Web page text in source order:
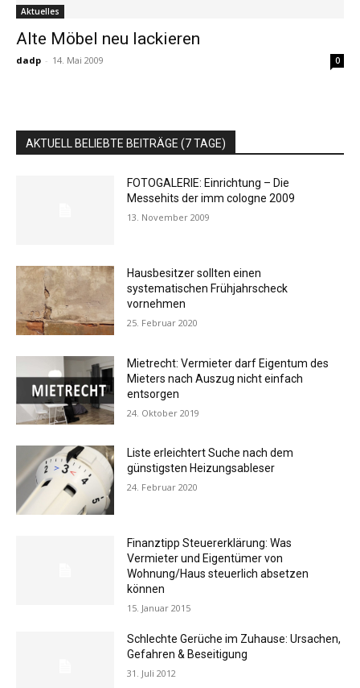
Aktuelles
Alte Möbel neu lackieren
dadp - 14. Mai 2009 0
AKTUELL BELIEBTE BEITRÄGE (7 TAGE)
FOTOGALERIE: Einrichtung – Die
Messehits der imm cologne 2009
13. November 2009
Hausbesitzer sollten einen
systematischen Frühjahrscheck
vornehmen
25. Februar 2020
Mietrecht: Vermieter darf Eigentum des
Mieters nach Auszug nicht einfach
entsorgen
24. Oktober 2019
Liste erleichtert Suche nach dem
günstigsten Heizungsableser
24. Februar 2020
Finanztipp Steuererklärung: Was
Vermieter und Eigentümer von
Wohnung/Haus steuerlich absetzen
können
15. Januar 2015
Schlechte Gerüche im Zuhause: Ursachen,
Gefahren & Beseitigung
31. Juli 2012